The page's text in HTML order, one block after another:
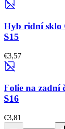
Hyb ridní sklo
S15
€3,57
Folie na zadní
S16
€3,81